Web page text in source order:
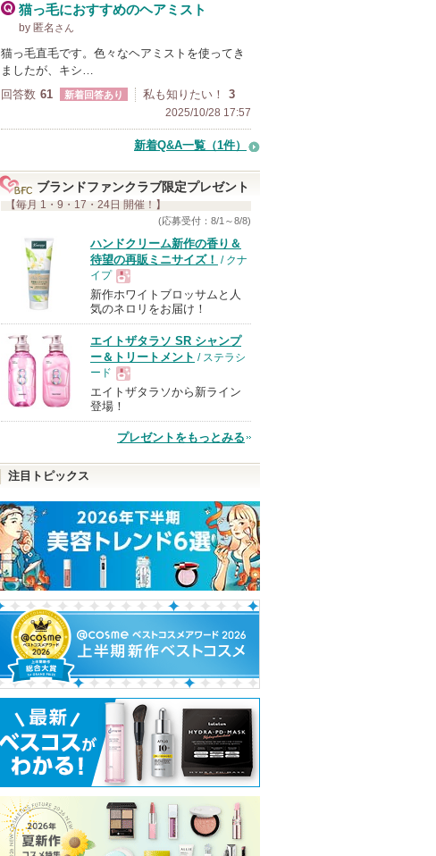
猫っ毛におすすめのヘアミスト
by 匿名 さん
猫っ毛直毛です。色々なヘアミストを使ってき
ましたが、キシ…
回答数 61 新着回答あり 私も知りたい！ 3
2025/10/28 17:57
新着Q&A一覧（1件）
ブランドファンクラブ限定プレゼント
【毎月 1・9・17・24日 開催！】
(応募受付：8/1～8/8)
ハンドクリーム新作の香り＆
待望の再販ミニサイズ！ / クナ
イプ
現
品
新作ホワイトブロッサムと人
気のネロリをお届け！
エイトザタラソ SR シャンプ
ー＆トリートメント / ステラシ
ード
現
品
エイトザタラソから新ライン
登場！
プレゼントをもっとみる
注目トピックス